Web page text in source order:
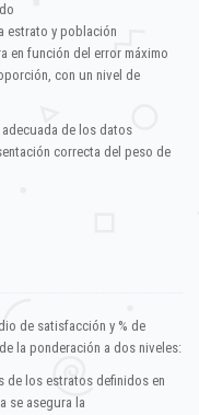
estrato y población
en función del error máximo
con un nivel de
de los datos
correcta del peso de
de satisfacción y % de
la ponderación a dos niveles:
de los estratos definidos en
se asegura la